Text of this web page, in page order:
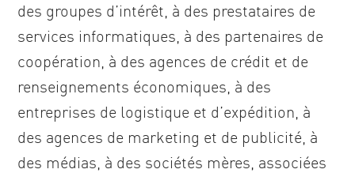
des groupes d’intérêt, à des prestataires de
services informatiques, à des partenaires de
coopération, à des agences de crédit et de
renseignements économiques, à des
entreprises de logistique et d’expédition, à
des agences de marketing et de publicité, à
des médias, à des sociétés mères, associées